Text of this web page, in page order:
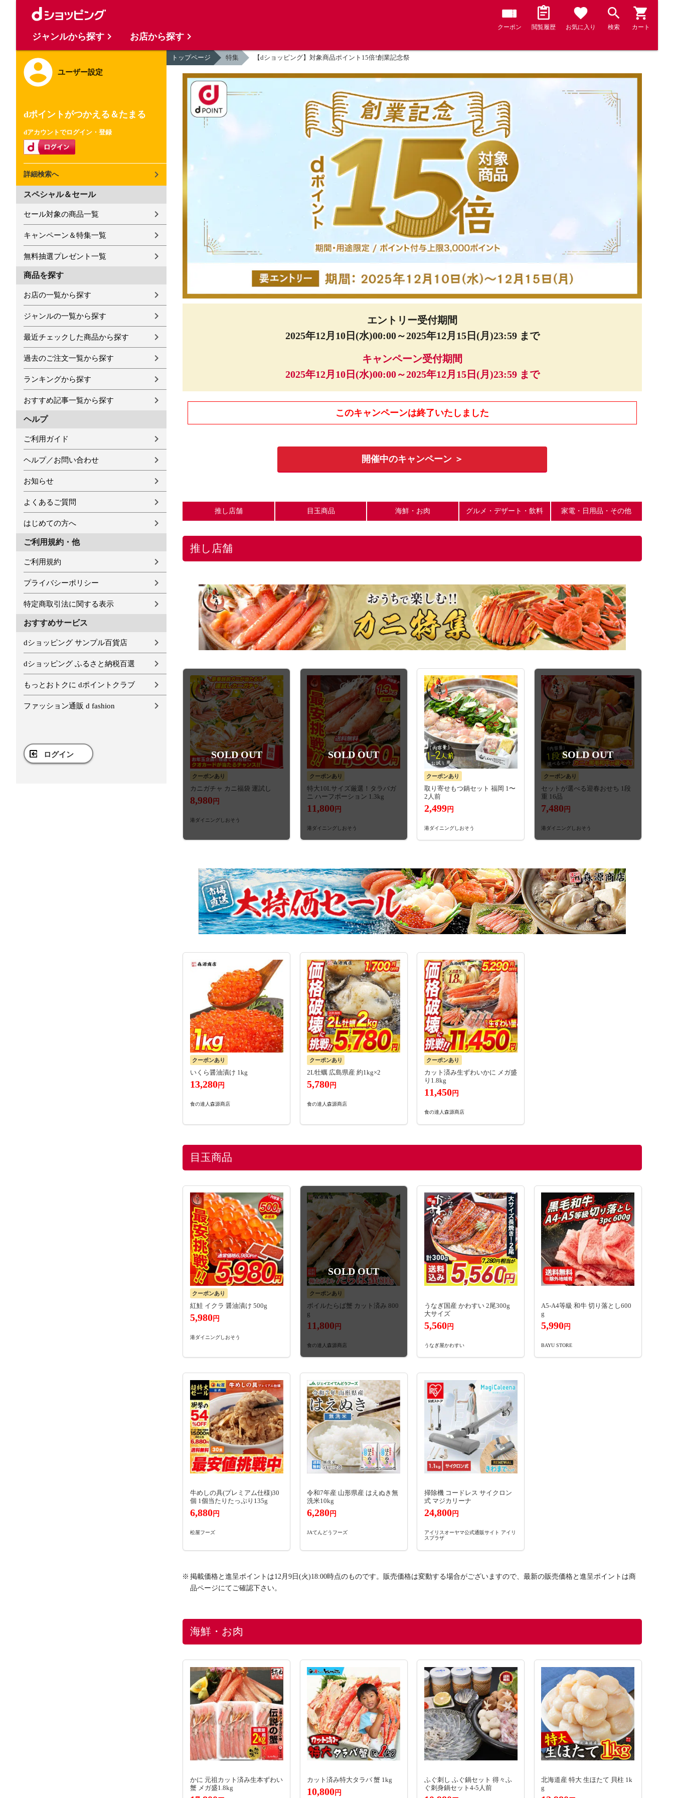
クーポン 閲覧履歴 お気に入り 検索 カート
ユーザー設定
dポイントがつかえる＆たまる
dアカウントでログイン・登録
詳細検索へ
スペシャル＆セール
セール対象の商品一覧
キャンペーン＆特集一覧
無料抽選プレゼント一覧
商品を探す
お店の一覧から探す
ジャンルの一覧から探す
最近チェックした商品から探す
過去のご注文一覧から探す
ランキングから探す
おすすめ記事一覧から探す
ヘルプ
ご利用ガイド
ヘルプ／お問い合わせ
お知らせ
よくあるご質問
はじめての方へ
ご利用規約・他
ご利用規約
プライバシーポリシー
特定商取引法に関する表示
おすすめサービス
dショッピング サンプル百貨店
dショッピング ふるさと納税百選
もっとおトクに dポイントクラブ
ファッション通販 d fashion
ログイン
トップページ 特集 【dショッピング】対象商品ポイント15倍!創業記念祭
エントリー受付期間
2025年12月10日(水)00:00～2025年12月15日(月)23:59 まで
キャンペーン受付期間
2025年12月10日(水)00:00～2025年12月15日(月)23:59 まで
このキャンペーンは終了いたしました
開催中のキャンペーン ＞
推し店舗 目玉商品 海鮮・お肉 グルメ・デザート・飲料 家電・日用品・その他
推し店舗
SOLD OUT
クーポンあり
カニガチャ カニ福袋 運試し
8,980 円
港ダイニングしおそう
SOLD OUT
クーポンあり
特大10Lサイズ厳選！タラバガ
ニ ハーフポーション 1.3kg
11,800 円
港ダイニングしおそう
クーポンあり
取り寄せもつ鍋セット 福岡 1〜
2人前
2,499円
港ダイニングしおそう
SOLD OUT
クーポンあり
セットが選べる迎春おせち 1段
重 16品
7,480 円
港ダイニングしおそう
クーポンあり
いくら醤油漬け 1kg
13,280円
食の達人森源商店
クーポンあり
2L牡蠣 広島県産 約1kg×2
5,780 円
食の達人森源商店
クーポンあり
カット済み生ずわいかに メガ盛
り1.8kg
11,450円
食の達人森源商店
目玉商品
クーポンあり
紅鮭 イクラ 醤油漬け 500g
5,980円
港ダイニングしおそう
SOLD OUT
クーポンあり
ボイルたらば蟹 カット済み 800
g
11,800 円
食の達人森源商店
うなぎ国産 かわすい 2尾300g
大サイズ
5,560円
うなぎ屋かわすい
A5-A4等級 和牛 切り落とし600
g
5,990 円
BAYU STORE
牛めしの具(プレミアム仕様)30
個 1個当たりたっぷり135g
6,880円
松屋フーズ
令和7年産 山形県産 はえぬき無
洗米10kg
6,280 円
JAてんどうフーズ
掃除機 コードレス サイクロン
式 マジカリーナ
24,800円
アイリスオーヤマ公式通販サイト アイリ
スプラザ
掲載価格と進呈ポイントは12月9日(火)18:00時点のものです。販売価格は変動する場合がございますので、最新の販売価格と進呈ポイントは商
品ページにてご確認下さい。
海鮮・お肉
かに 元祖カット済み生本ずわい
蟹 メガ盛1.8kg
カット済み特大タラバ 蟹 1kg
10,800 円
ふぐ刺し ふぐ鍋セット 得々ふ
ぐ刺身鍋セット4-5人前
北海道産 特大 生ほたて 貝柱 1k
g
ジャンルから探す お店から探す